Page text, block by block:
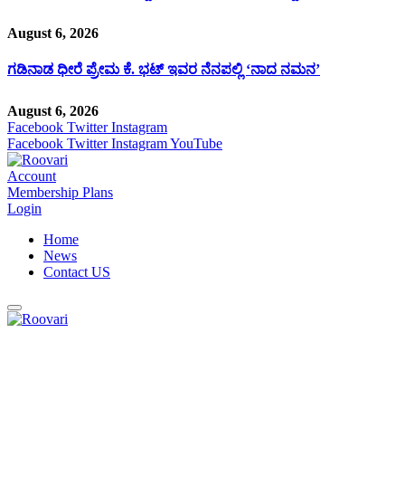
August 6, 2026
ಗಡಿನಾಡ ಧೀರೆ ಪ್ರೇಮ ಕೆ. ಭಟ್ ಇವರ ನೆನಪಲ್ಲಿ ‘ನಾದ ನಮನ’
August 6, 2026
Facebook Twitter Instagram
Facebook Twitter InstagramYouTube
Account
Membership Plans
Login
Home
News
Contact US